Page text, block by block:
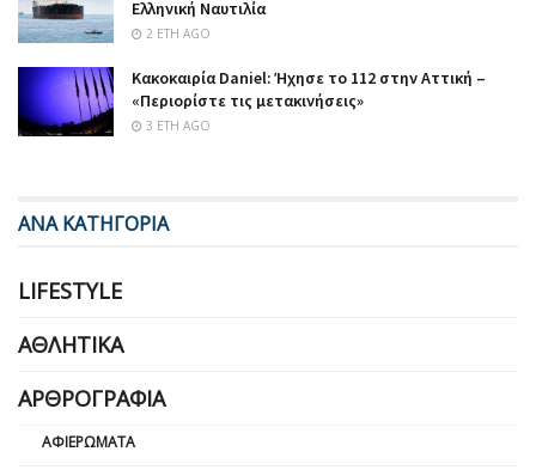
Ελληνική Ναυτιλία
2 ΈΤΗ AGO
Κακοκαιρία Daniel: Ήχησε το 112 στην Αττική –
«Περιορίστε τις μετακινήσεις»
3 ΈΤΗ AGO
ΑΝΑ ΚΑΤΗΓΟΡΙΑ
LIFESTYLE
ΑΘΛΗΤΙΚΆ
ΑΡΘΡΟΓΡΑΦΊΑ
ΑΦΙΕΡΏΜΑΤΑ